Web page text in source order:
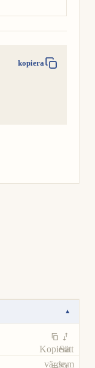
kopiera
▾
Kopiera
värde
Sätt
som